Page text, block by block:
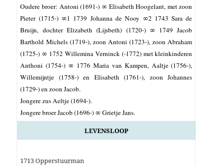
Oudere broer: Antoni (1691-) ∞ Elisabeth Hoogelant, met zoon
Pieter (1715-) ∞1 1739 Johanna de Nooy ∞2 1743 Sara de
Bruijn, dochter Elizabeth (Lijsbeth) (1720-) ∞ 1749 Jacob
Barthold Michels (1719-), zoon Antoni (1723-), zoon Abraham
(1725-) ∞ 1752 Willemina Verninck (-1772) met kleinkinderen
Anthoni (1754-) ∞ 1776 Maria van Kampen, Aaltje (1756-),
Willemijntje (1758-) en Elisabeth (1761-), zoon Johannes
(1729-) en zoon Jacob.
Jongere zus Aeltje (1694-).
Jongere broer Jacob (1696-) ∞ Grietje Jans.
LEVENSLOOP
1713 Opperstuurman